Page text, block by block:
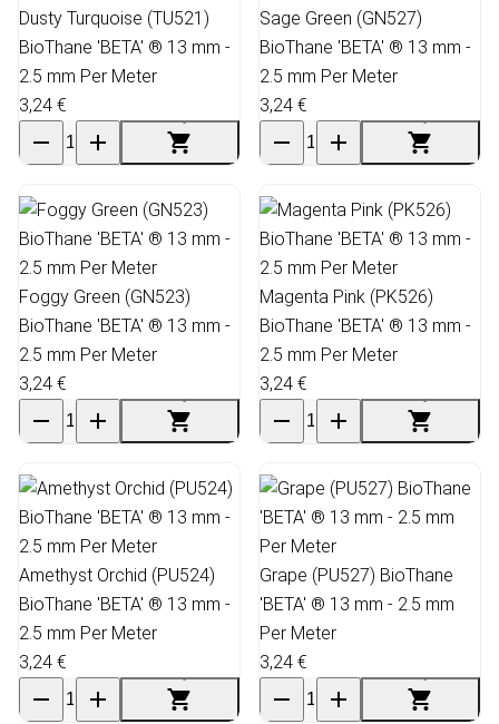
Dusty Turquoise (TU521)
BioThane 'BETA' ® 13 mm -
2.5 mm Per Meter
3,24 €
Sage Green (GN527)
BioThane 'BETA' ® 13 mm -
2.5 mm Per Meter
3,24 €
Foggy Green (GN523)
BioThane 'BETA' ® 13 mm -
2.5 mm Per Meter
3,24 €
Magenta Pink (PK526)
BioThane 'BETA' ® 13 mm -
2.5 mm Per Meter
3,24 €
Amethyst Orchid (PU524)
BioThane 'BETA' ® 13 mm -
2.5 mm Per Meter
3,24 €
Grape (PU527) BioThane
'BETA' ® 13 mm - 2.5 mm
Per Meter
3,24 €